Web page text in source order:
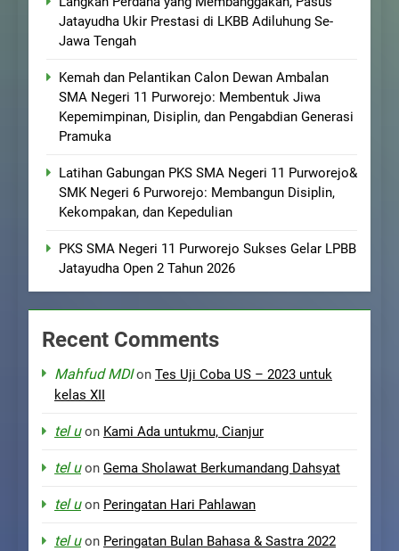
Jatayudha Ukir Prestasi di LKBB Adiluhung Se-
Jawa Tengah
Kemah dan Pelantikan Calon Dewan Ambalan
SMA Negeri 11 Purworejo: Membentuk Jiwa
Kepemimpinan, Disiplin, dan Pengabdian Generasi
Pramuka
Latihan Gabungan PKS SMA Negeri 11 Purworejo&
SMK Negeri 6 Purworejo: Membangun Disiplin,
Kekompakan, dan Kepedulian
PKS SMA Negeri 11 Purworejo Sukses Gelar LPBB
Jatayudha Open 2 Tahun 2026
Recent Comments
Mahfud MDIon Tes Uji Coba US – 2023 untuk
kelas XII
tel uon Kami Ada untukmu, Cianjur
tel uon Gema Sholawat Berkumandang Dahsyat
tel uon Peringatan Hari Pahlawan
tel uon Peringatan Bulan Bahasa & Sastra 2022